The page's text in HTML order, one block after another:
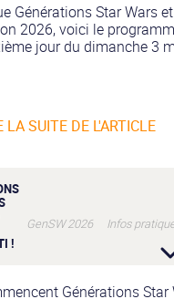
Générations Star Wars et
2026, voici le
jour du dimanche 3
LA SUITE DE L'ARTICLE
!
GenSW 2026 Infos
Générations Star